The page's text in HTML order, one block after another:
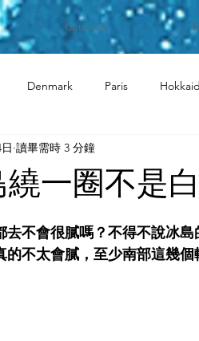
Gourmet
Denmark Paris
繞一圈不是
讀畢需時 3 分鐘
去不會很膩嗎？不得不說冰
的不太會膩，至少南部這幾